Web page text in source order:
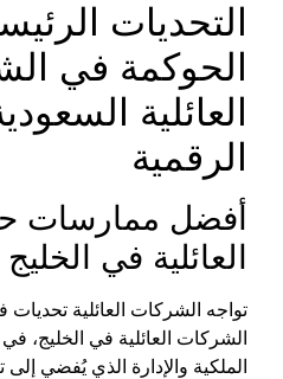
التحديات
الحوكمة في
العائلية
الرقمية
أفضل ممارسات
العائلية في الخليج
تواجه الشركات العائلية
الشركات العائلية في الخليج، في
الملكية والإدارة الذي يُفضي